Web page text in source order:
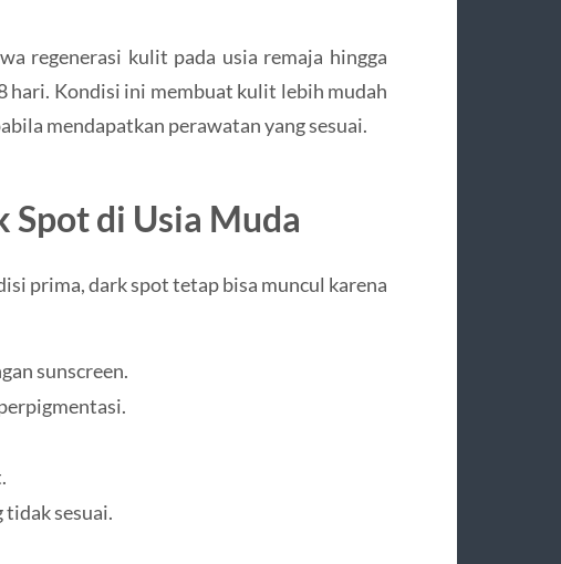
regenerasi kulit pada usia remaja hingga
hari. Kondisi ini membuat kulit lebih mudah
mendapatkan perawatan yang sesuai.
Spot di Usia Muda
prima, dark spot tetap bisa muncul karena
sunscreen.
tidak sesuai.